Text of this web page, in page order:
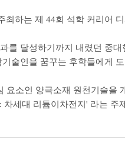
하는 제 44회 석학 커리어
를 달성하기까지 내렸던 중
술인을 꿈꾸는 후학들에게
소인 양극소재 원천기술을
세대 리튬이차전지' 라는